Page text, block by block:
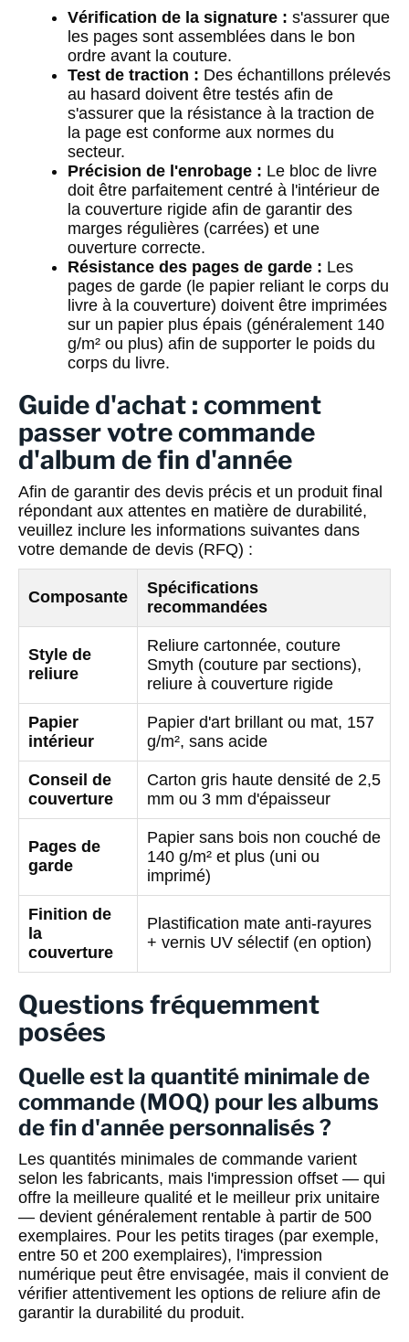
Vérification de la signature : s'assurer que
les pages sont assemblées dans le bon
ordre avant la couture.
Test de traction : Des échantillons prélevés
au hasard doivent être testés afin de
s'assurer que la résistance à la traction de
la page est conforme aux normes du
secteur.
Précision de l'enrobage : Le bloc de livre
doit être parfaitement centré à l'intérieur de
la couverture rigide afin de garantir des
marges régulières (carrées) et une
ouverture correcte.
Résistance des pages de garde : Les
pages de garde (le papier reliant le corps du
livre à la couverture) doivent être imprimées
sur un papier plus épais (généralement 140
g/m² ou plus) afin de supporter le poids du
corps du livre.
Guide d'achat : comment
passer votre commande
d'album de fin d'année
Afin de garantir des devis précis et un produit final
répondant aux attentes en matière de durabilité,
veuillez inclure les informations suivantes dans
votre demande de devis (RFQ) :
Composante
Spécifications
recommandées
Style de
reliure
Reliure cartonnée, couture
Smyth (couture par sections),
reliure à couverture rigide
Papier
intérieur
Papier d'art brillant ou mat, 157
g/m², sans acide
Conseil de
couverture
Carton gris haute densité de 2,5
mm ou 3 mm d'épaisseur
Pages de
garde
Papier sans bois non couché de
140 g/m² et plus (uni ou
imprimé)
Finition de
la
couverture
Plastification mate anti-rayures
+ vernis UV sélectif (en option)
Questions fréquemment
posées
Quelle est la quantité minimale de
commande (MOQ) pour les albums
de fin d'année personnalisés ?
Les quantités minimales de commande varient
selon les fabricants, mais l'impression offset — qui
offre la meilleure qualité et le meilleur prix unitaire
— devient généralement rentable à partir de 500
exemplaires. Pour les petits tirages (par exemple,
entre 50 et 200 exemplaires), l'impression
numérique peut être envisagée, mais il convient de
vérifier attentivement les options de reliure afin de
garantir la durabilité du produit.